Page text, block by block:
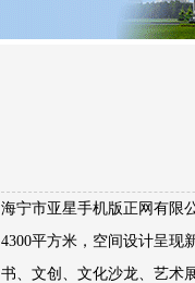
海宁市亚星手机版正网有限
4300平方米，空间设计呈现
书、文创、文化沙龙、艺术